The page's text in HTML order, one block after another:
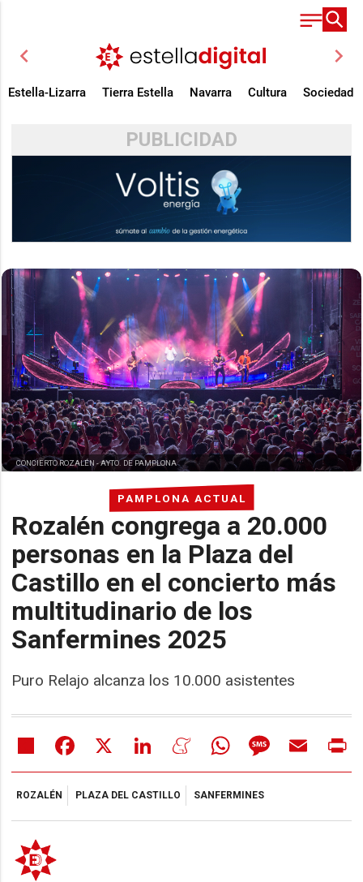
chevron_left chevron_right
Estella-Lizarra Tierra Estella Navarra Cultura Sociedad
PUBLICIDAD
PAMPLONA ACTUAL
Rozalén congrega a 20.000
personas en la Plaza del
Castillo en el concierto más
multitudinario de los
Sanfermines 2025
Puro Relajo alcanza los 10.000 asistentes
CONCIERTO ROZALÉN -AYTO. DE PAMPLONA
Share Facebook LinkedIn MeneameWhatsAppMessageEmail
ROZALÉN PLAZA DEL CASTILLO SANFERMINES